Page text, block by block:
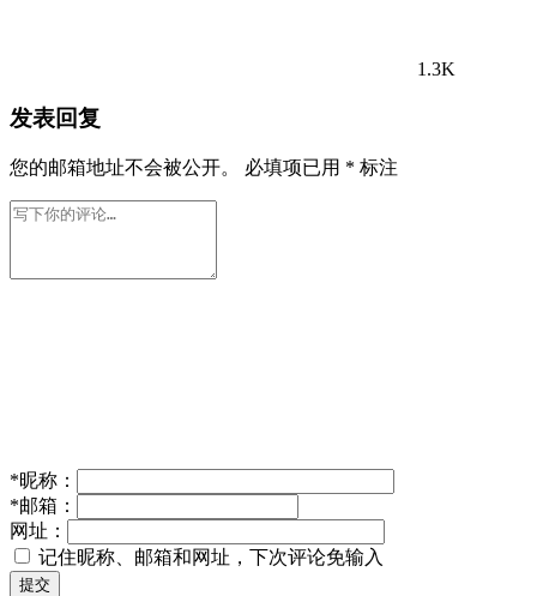
1.3K
发表回复
您的邮箱地址不会被公开。 必填项已用 * 标注
*昵称：
*邮箱：
网址：
记住昵称、邮箱和网址，下次评论免输入
提交